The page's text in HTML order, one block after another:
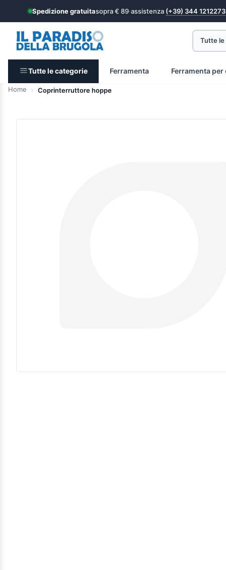
Spedizione gratuitasopra € 89·assistenza (+39) 344 1212273
Tutte
Tutte le categorie Ferramenta Ferramenta
Home Coprinterruttore hoppe